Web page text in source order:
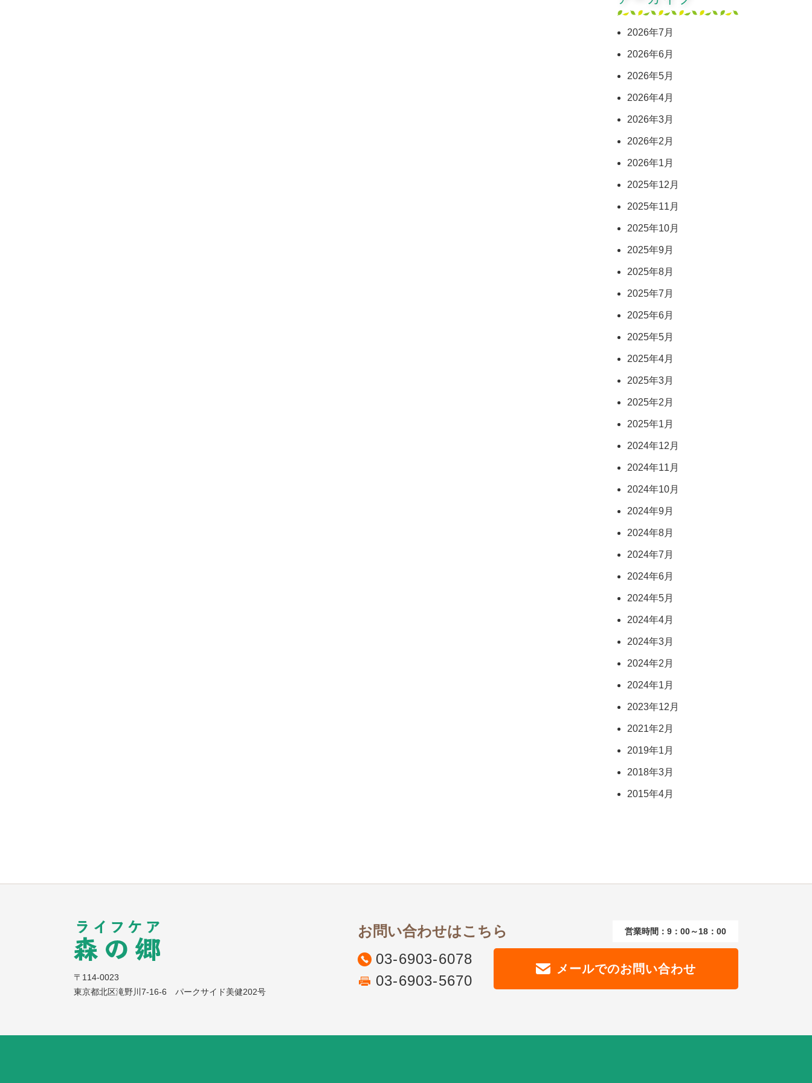
2026年7月
2026年6月
2026年5月
2026年4月
2026年3月
2026年2月
2026年1月
2025年12月
2025年11月
2025年10月
2025年9月
2025年8月
2025年7月
2025年6月
2025年5月
2025年4月
2025年3月
2025年2月
2025年1月
2024年12月
2024年11月
2024年10月
2024年9月
2024年8月
2024年7月
2024年6月
2024年5月
2024年4月
2024年3月
2024年2月
2024年1月
2023年12月
2021年2月
2019年1月
2018年3月
2015年4月
〒114-0023
東京都北区滝野川7-16-6 パークサイド美健202号
お問い合わせはこちら 営業時間：9：00～18：00
03-6903-6078
03-6903-5670
メールでのお問い合わせ